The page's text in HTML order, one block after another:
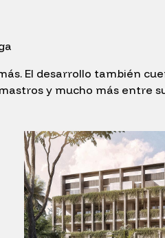
El desarrollo también
y mucho más entre